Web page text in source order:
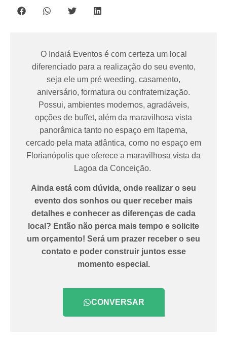
O Indaiá Eventos é com certeza um local
diferenciado para a realização do seu evento,
seja ele um pré weeding, casamento,
aniversário, formatura ou confraternização.
Possui, ambientes modernos, agradáveis,
opções de buffet, além da maravilhosa vista
panorâmica tanto no espaço em Itapema,
cercado pela mata atlântica, como no espaço em
Florianópolis que oferece a maravilhosa vista da
Lagoa da Conceição.
Ainda está com dúvida, onde realizar o seu
evento dos sonhos ou quer receber mais
detalhes e conhecer as diferenças de cada
local? Então não perca mais tempo e solicite
um orçamento! Será um prazer receber o seu
contato e poder construir juntos esse
momento especial.
CONVERSAR